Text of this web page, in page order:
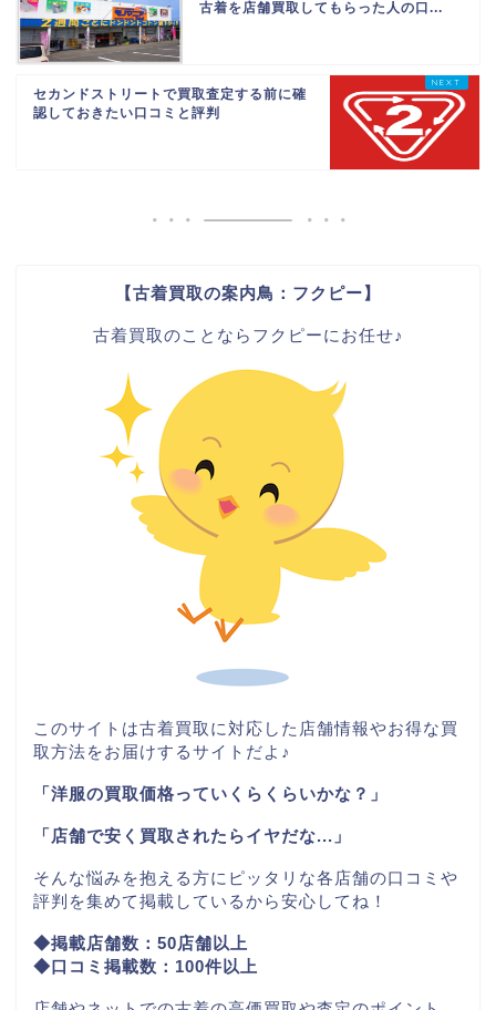
古着を店舗買取してもらった人の口...
セカンドストリートで買取査定する前に確
認しておきたい口コミと評判
【古着買取の案内鳥：フクピー】
古着買取のことならフクピーにお任せ♪
このサイトは古着買取に対応した店舗情報やお得な買
取方法をお届けするサイトだよ♪
「洋服の買取価格っていくらくらいかな？」
「店舗で安く買取されたらイヤだな...」
そんな悩みを抱える方にピッタリな各店舗の口コミや
評判を集めて掲載しているから安心してね！
◆掲載店舗数：50店舗以上
◆口コミ掲載数：100件以上